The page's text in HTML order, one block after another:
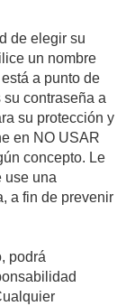
de elegir su
un nombre
a punto de
su contraseña a
su protección y
en NO USAR
concepto. Le
use una
a fin de prevenir
podrá